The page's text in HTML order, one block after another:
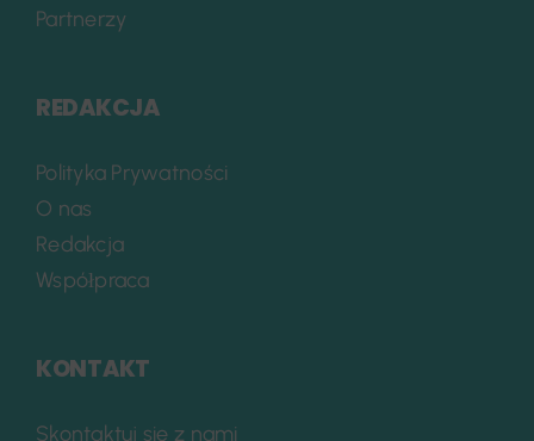
Partnerzy
REDAKCJA
Polityka Prywatności
O nas
Redakcja
Współpraca
KONTAKT
Skontaktuj się z nami